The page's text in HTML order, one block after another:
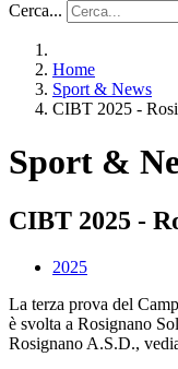
Cerca...
Home
Sport & News
CIBT 2025 -
Sport &
CIBT 2025 -
2025
La terza prova del
è svolta a Rosignano
Rosignano A.S.D.,